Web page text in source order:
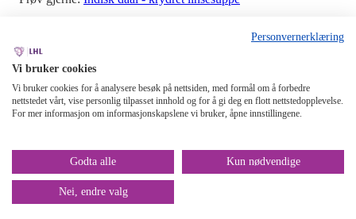
Sunne, smaksrike og hjertevennlige matoppskrifter fra LHLs
Lenker:
LHL - startsidenKontakt oss Bli medlemNyhetsbrev
TilgjengelighetPersonvernOm nettstedet
Personvernerklæring
Vi bruker cookies
Vi bruker cookies for å analysere besøk på nettsiden, med formål om å forbedre
nettstedet vårt, vise personlig tilpasset innhold og for å gi deg en flott nettstedopplevelse.
For mer informasjon om informasjonskapslene vi bruker, åpne innstillingene.
Godta alle Kun nødvendige
Nei, endre valg